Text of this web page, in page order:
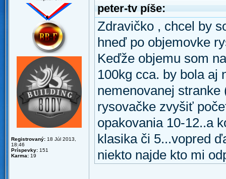
Registrovaný: 18 Júl 2013,
18:46
Príspevky: 151
Karma: 19
peter-tv píše:
Zdravičko , chcel by
hneď po objemovke
Keďže objemu som
100kg cca. by bola aj
nemenovanej
rysovačke zvyšiť
opakovania 10-12..a
klasika či 5...vopred
niekto najde kto mi